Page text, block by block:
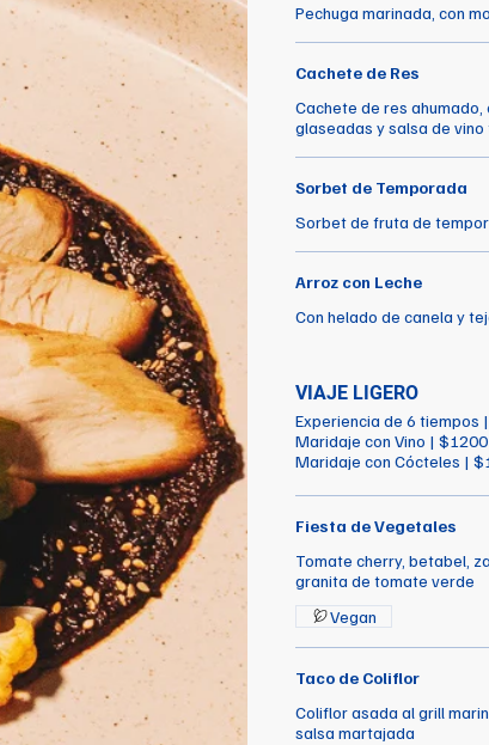
Pechuga marinada, con
Cachete de Res
Cachete de res
glaseadas y salsa de vino
Sorbet de Temporada
Sorbet de fruta de
Arroz con Leche
Con helado de canela y
VIAJE LIGERO
Experiencia de 6 tiempos
Maridaje con Vino | $1200
Maridaje con Cócteles |
Fiesta de Vegetales
Tomate cherry, betabel,
granita de tomate verde
Vegan
Taco de Coliflor
Coliflor asada al grill
salsa martajada